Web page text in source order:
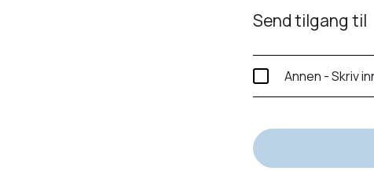
Send tilgang til
Annen - Skriv